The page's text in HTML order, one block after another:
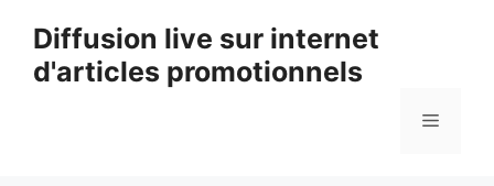
contenu
Diffusion live sur internet
d'articles promotionnels
Menu